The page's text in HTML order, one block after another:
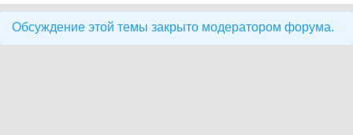
Обсуждение этой темы закрыто модератором форума.